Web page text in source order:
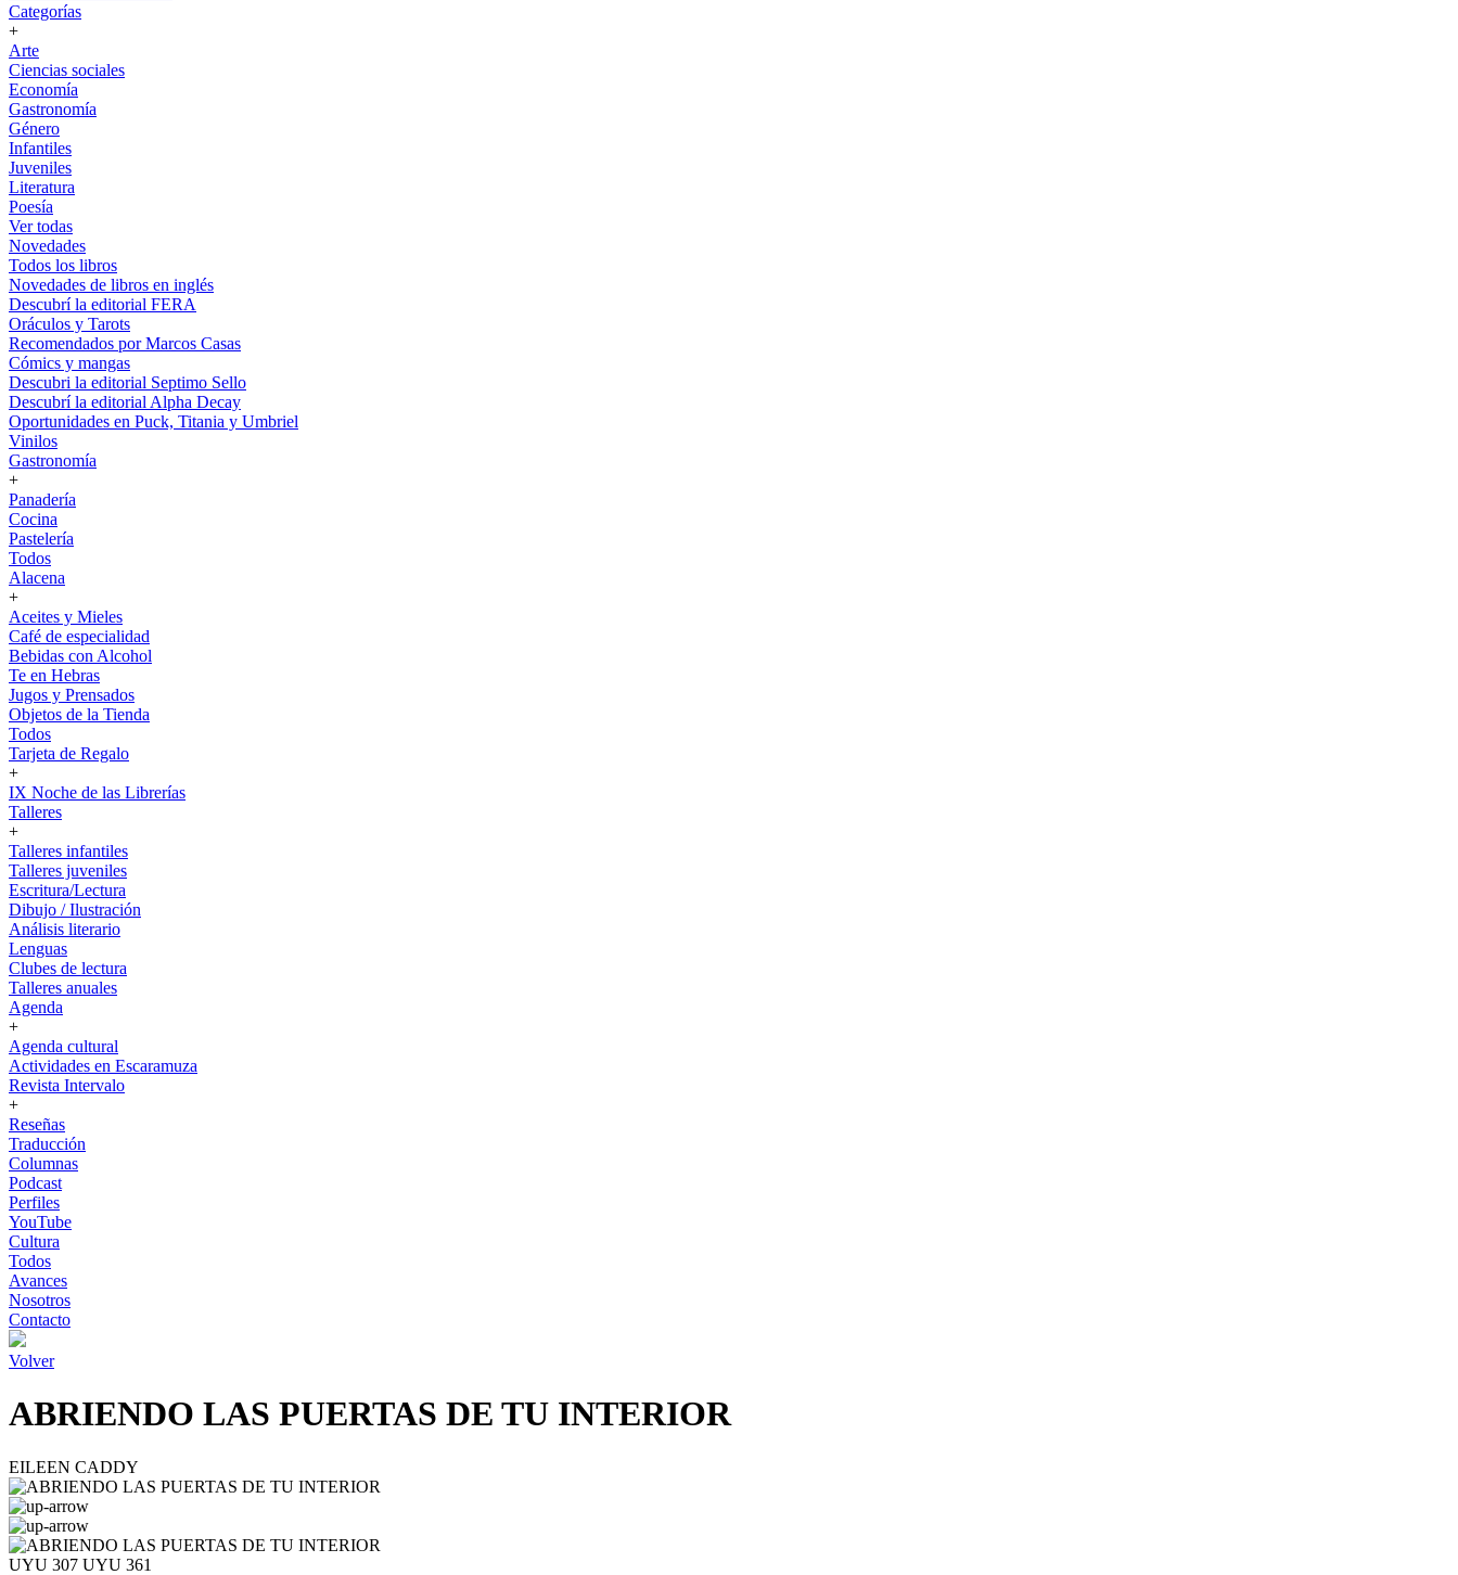
Categorías
+
Arte
Ciencias sociales
Economía
Gastronomía
Género
Infantiles
Juveniles
Literatura
Poesía
Ver todas
Novedades
Todos los libros
Novedades de libros en inglés
Descubrí la editorial FERA
Oráculos y Tarots
Recomendados por Marcos Casas
Cómics y mangas
Descubri la editorial Septimo Sello
Descubrí la editorial Alpha Decay
Oportunidades en Puck, Titania y Umbriel
Vinilos
Gastronomía
+
Panadería
Cocina
Pastelería
Todos
Alacena
+
Aceites y Mieles
Café de especialidad
Bebidas con Alcohol
Te en Hebras
Jugos y Prensados
Objetos de la Tienda
Todos
Tarjeta de Regalo
+
IX Noche de las Librerías
Talleres
+
Talleres infantiles
Talleres juveniles
Escritura/Lectura
Dibujo / Ilustración
Análisis literario
Lenguas
Clubes de lectura
Talleres anuales
Agenda
+
Agenda cultural
Actividades en Escaramuza
Revista Intervalo
+
Reseñas
Traducción
Columnas
Podcast
Perfiles
YouTube
Cultura
Todos
Avances
Nosotros
Contacto
Volver
ABRIENDO LAS PUERTAS DE TU INTERIOR
EILEEN CADDY
UYU 307 UYU 361